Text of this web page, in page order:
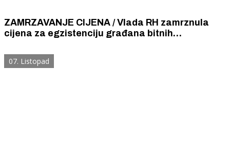
ZAMRZAVANJE CIJENA / Vlada RH zamrznula
cijena za egzistenciju građana bitnih
neki će biti malo skuplji. „Led” traje do 31. ožujka.
07. Listopad